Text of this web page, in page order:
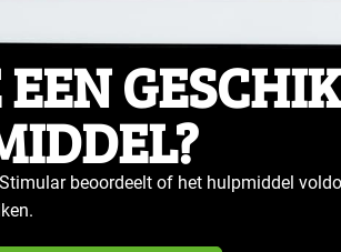
beoordeelt of het hulpmiddel